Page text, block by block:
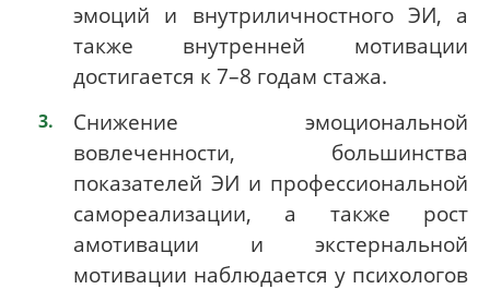
эмоций и внутриличностного ЭИ, а
также внутренней мотивации
достигается к 7–8 годам стажа.
Снижение эмоциональной
вовлеченности, большинства
показателей ЭИ и профессиональной
самореализации, а также рост
амотивации и экстернальной
мотивации наблюдается у психологов